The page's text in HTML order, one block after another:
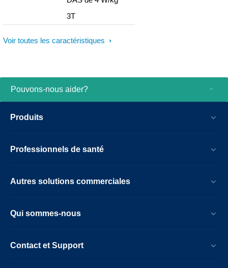
3T
Voir toutes les caractéristiques
Pouvons-nous aider?
Produits
Professionnels de santé
Autres solutions commerciales
Qui sommes-nous
Contact et Support